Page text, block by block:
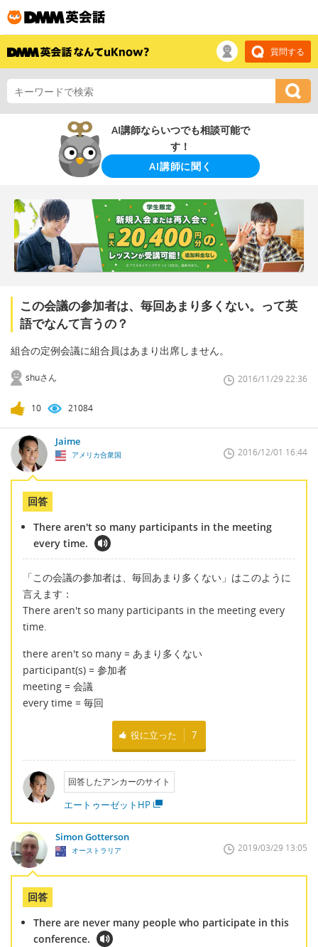
質問する
AI講師ならいつでも相談可能で
す！
AI講師に聞く
この会議の参加者は、毎回あまり多くない。って英
語でなんて言うの？
組合の定例会議に組合員はあまり出席しません。
shuさん 2016/11/29 22:36
10 21084
Jaime
アメリカ合衆国 2016/12/01 16:44
回答
There aren't so many participants in the meeting
every time.
「この会議の参加者は、毎回あまり多くない」はこのように
言えます：
There aren't so many participants in the meeting every
time.
there aren't so many = あまり多くない
participant(s) = 参加者
meeting = 会議
every time = 毎回
役に立った 7
回答したアンカーのサイト
エートゥーゼットHP
Simon Gotterson
オーストラリア 2019/03/29 13:05
回答
There are never many people who participate in this
conference.